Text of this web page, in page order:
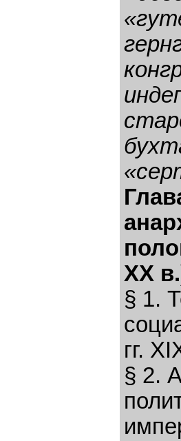
ХХ
§ 1.
гг.
§ 2.